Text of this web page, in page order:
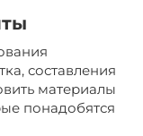
составления
материалы
понадобятся